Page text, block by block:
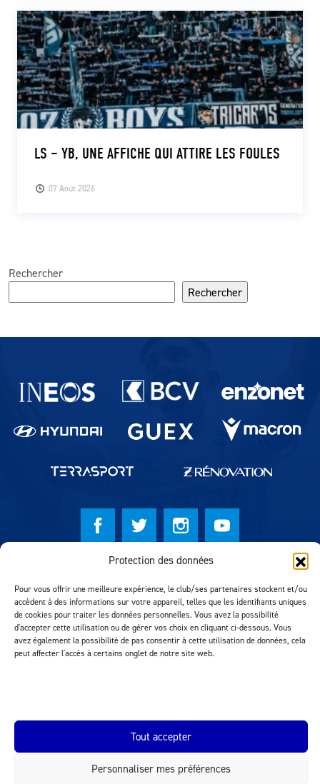
Protection des données
Pour vous offrir une meilleure expérience, le club/ses partenaires stockent et/ou
accèdent à des informations sur votre appareil, telles que les identifiants uniques
de cookies pour traiter les données personnelles. Vous avez la possibilité
d'accepter cette utilisation ou de gérer vos choix en cliquant ci-dessous. Vous
avez également la possibilité de pas consentir à cette utilisation de données, cela
peut affecter l'accès à certains onglet de notre site web.
Tout accepter
Personnaliser mes préférences
07 Août 2026
LS – YB, UNE AFFICHE QUI ATTIRE LES FOULES
Rechercher
Rechercher
Partenaires du lausanne-Sport
© Lausanne Sport Football Club 2026
Réalisation MTM Agency